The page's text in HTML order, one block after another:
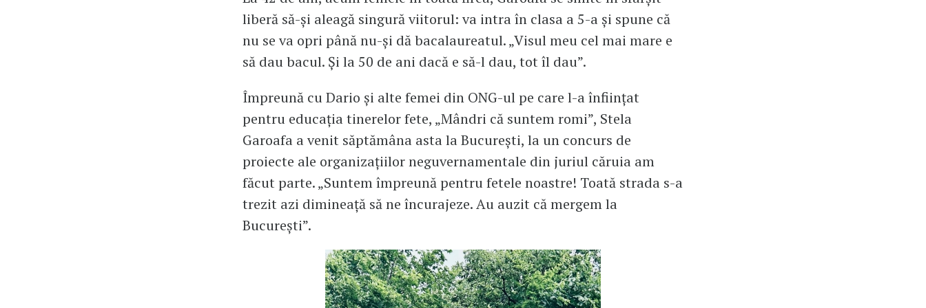
liberă să-și aleagă singură viitorul: va intra în clasa a 5-a și spune că
nu se va opri până nu-și dă bacalaureatul. „Visul meu cel mai mare e
să dau bacul. Și la 50 de ani dacă e să-l dau, tot îl dau”.
Împreună cu Dario și alte femei din ONG-ul pe care l-a înființat
pentru educația tinerelor fete, „Mândri că suntem romi”, Stela
Garoafa a venit săptămâna asta la București, la un concurs de
proiecte ale organizațiilor neguvernamentale din juriul căruia am
făcut parte. „Suntem împreună pentru fetele noastre! Toată strada s-a
trezit azi dimineață să ne încurajeze. Au auzit că mergem la
București”.